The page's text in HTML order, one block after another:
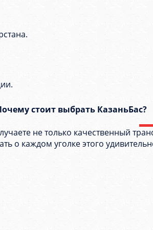
стоит выбрать КазаньБас?
не только качественный
о каждом уголке этого